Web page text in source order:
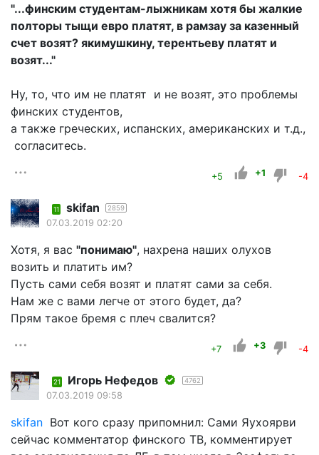
"...финским студентам-лыжникам хотя бы жалкие
полторы тыщи евро платят, в рамзау за казенный
счет возят? якимушкину, терентьеву платят и
возят..."
Ну, то, что им не платят и не возят, это проблемы
финских студентов,
а также греческих, испанских, американских и т.д.,
согласитесь.
+5 +1 -4
11 skifan 2859
07.03.2019 02:20
Хотя, я вас "понимаю", нахрена наших олухов
возить и платить им?
Пусть сами себя возят и платят сами за себя.
Нам же с вами легче от этого будет, да?
Прям такое бремя с плеч свалится?
+7 +3 -4
21 Игорь Нефедов 4762
07.03.2019 09:58
skifan Вот кого сразу припомнил: Сами Яухоярви
сейчас комментатор финского ТВ, комментирует